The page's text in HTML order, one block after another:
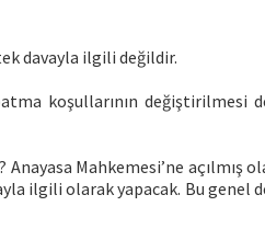
davayla ilgili değildir.
koşullarının değiştirilmesi
Mahkemesi’ne açılmış
ilgili olarak yapacak. Bu genel